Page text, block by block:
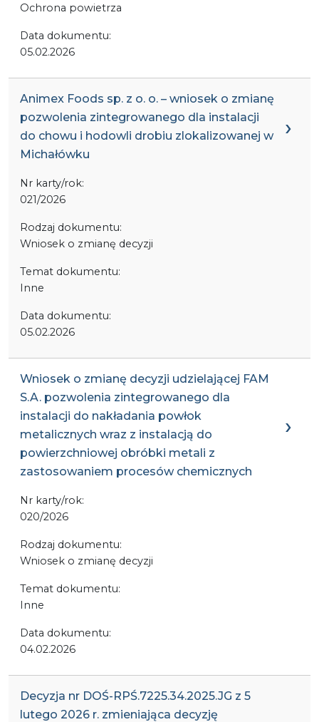
Ochrona powietrza
Data dokumentu:
05.02.2026
Animex Foods sp. z o. o. – wniosek o zmianę
pozwolenia zintegrowanego dla instalacji
do chowu i hodowli drobiu zlokalizowanej w
Michałówku
Nr karty/rok:
021/2026
Rodzaj dokumentu:
Wniosek o zmianę decyzji
Temat dokumentu:
Inne
Data dokumentu:
05.02.2026
Wniosek o zmianę decyzji udzielającej FAM
S.A. pozwolenia zintegrowanego dla
instalacji do nakładania powłok
metalicznych wraz z instalacją do
powierzchniowej obróbki metali z
zastosowaniem procesów chemicznych
Nr karty/rok:
020/2026
Rodzaj dokumentu:
Wniosek o zmianę decyzji
Temat dokumentu:
Inne
Data dokumentu:
04.02.2026
Decyzja nr DOŚ-RPŚ.7225.34.2025.JG z 5
lutego 2026 r. zmieniająca decyzję